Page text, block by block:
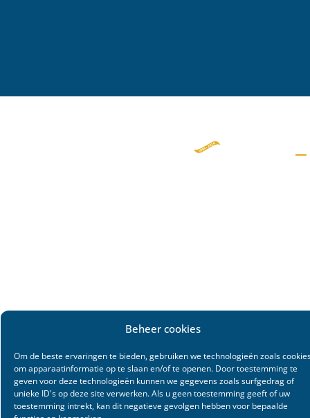
Beheer cookies
Om de beste ervaringen te bieden, gebruiken we technologieën zoals
om apparaatinformatie op te slaan en/of te openen. Door toestemming te
geven voor deze technologieën kunnen we gegevens zoals surfgedrag of
unieke ID's op deze site verwerken. Als u geen toestemming geeft of uw
toestemming intrekt, kan dit negatieve gevolgen hebben voor bepaalde